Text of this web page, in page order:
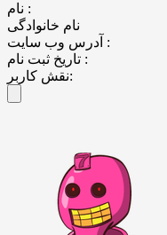
نام :
نام خانوادگی
آدرس وب سایت :
تاریخ ثبت نام :
نقش کاربر: